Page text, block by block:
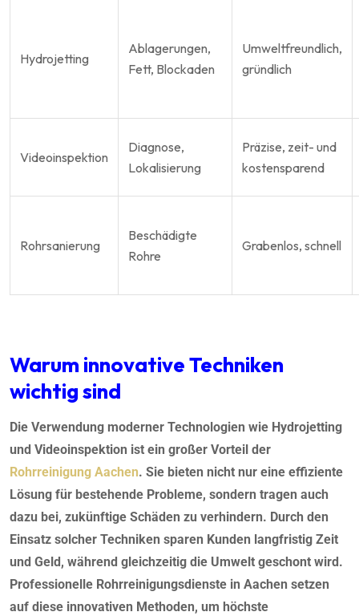
Hydrojetting
Ablagerungen,
Fett, Blockaden
Umweltfreundlich,
gründlich
Videoinspektion
Diagnose,
Lokalisierung
Präzise, zeit- und
kostensparend
Rohrsanierung
Beschädigte
Rohre
Grabenlos, schnell
Warum innovative Techniken
wichtig sind
Die Verwendung moderner Technologien wie Hydrojetting
und Videoinspektion ist ein großer Vorteil der
Rohrreinigung Aachen. Sie bieten nicht nur eine effiziente
Lösung für bestehende Probleme, sondern tragen auch
dazu bei, zukünftige Schäden zu verhindern. Durch den
Einsatz solcher Techniken sparen Kunden langfristig Zeit
und Geld, während gleichzeitig die Umwelt geschont wird.
Professionelle Rohrreinigungsdienste in Aachen setzen
auf diese innovativen Methoden, um höchste